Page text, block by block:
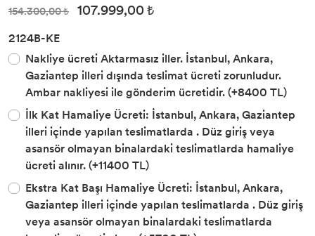
154.300,00 ₺ 107.999,00 ₺
2124B-KE
Nakliye ücreti Aktarmasız iller. İstanbul, Ankara,
Gaziantep illeri dışında teslimat ücreti zorunludur.
Ambar nakliyesi ile gönderim ücretidir. (+8400 TL)
İlk Kat Hamaliye Ücreti: İstanbul, Ankara, Gaziantep
illeri içinde yapılan teslimatlarda . Düz giriş veya
asansör olmayan binalardaki teslimatlarda hamaliye
ücreti alınır. (+11400 TL)
Ekstra Kat Başı Hamaliye Ücreti: İstanbul, Ankara,
Gaziantep illeri içinde yapılan teslimatlarda . Düz giriş
veya asansör olmayan binalardaki teslimatlarda